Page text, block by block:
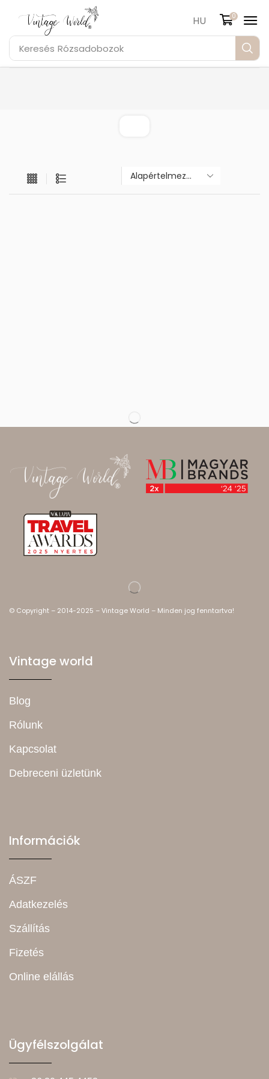
Keresés Rózsadobozok
HU 0
© Copyright – 2014-2025 – Vintage World – Minden jog fenntartva!
Vintage world
Blog
Rólunk
Kapcsolat
Debreceni üzletünk
Információk
ÁSZF
Adatkezelés
Szállítás
Fizetés
Online elállás
Ügyfélszolgálat